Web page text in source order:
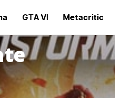
GTA VI Metacritic